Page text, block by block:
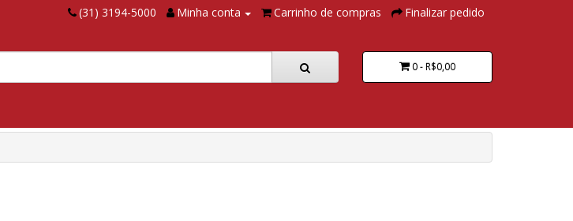
(31) 3194-5000 Minha conta Carrinho de compras Finalizar pedido
0 - R$0,00